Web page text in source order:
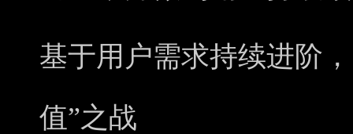
基于用户需求持续进阶
值”之战